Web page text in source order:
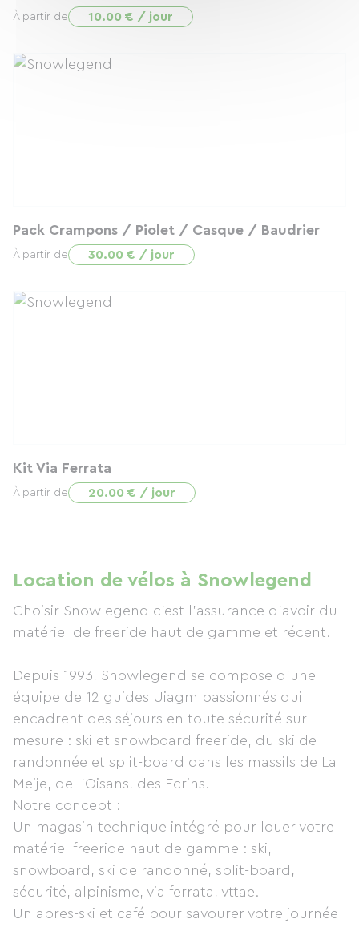
À partir de 10.00 € / jour
Pack Crampons / Piolet / Casque / Baudrier
À partir de 30.00 € / jour
Kit Via Ferrata
À partir de 20.00 € / jour
Location de vélos à Snowlegend
Choisir Snowlegend c'est l'assurance d'avoir du
matériel de freeride haut de gamme et récent.
Depuis 1993, Snowlegend se compose d’une
équipe de 12 guides Uiagm passionnés qui
encadrent des séjours en toute sécurité sur
mesure : ski et snowboard freeride, du ski de
randonnée et split-board dans les massifs de La
Meije, de l'Oisans, des Ecrins.
Notre concept :
Un magasin technique intégré pour louer votre
matériel freeride haut de gamme : ski,
snowboard, ski de randonné, split-board,
sécurité, alpinisme, via ferrata, vttae.
Un apres-ski et café pour savourer votre journée